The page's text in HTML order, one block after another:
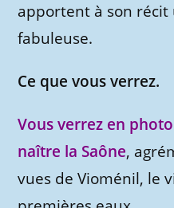
apportent à son
fabuleuse.
Ce que vous verrez.
Vous verrez en
naître la Saône,
vues de Vioménil, le